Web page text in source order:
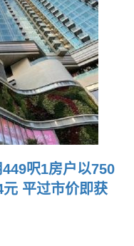
呎1房户以750
平过市价即获